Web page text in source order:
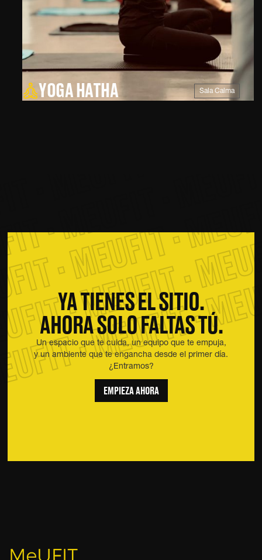
YOGA HATHA Sala Calma
YA TIENES EL SITIO.
AHORA SOLO FALTAS TÚ.
Un espacio que te cuida, un equipo que te empuja,
y un ambiente que te engancha desde el primer día.
¿Entramos?
EMPIEZA AHORA